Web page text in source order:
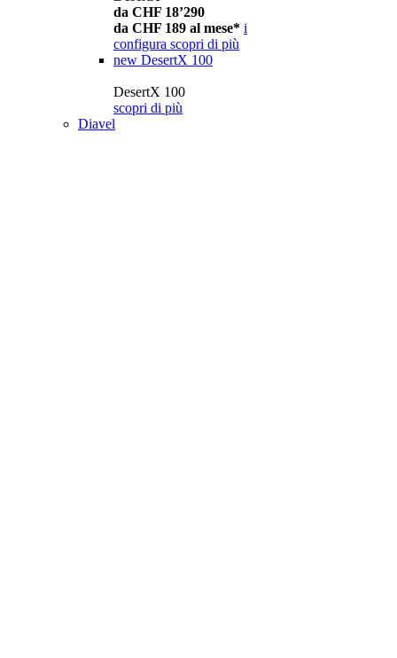
da CHF 18’290
da CHF 189 al mese* i
configura scopri di più
new DesertX 100
DesertX 100
scopri di più
Diavel